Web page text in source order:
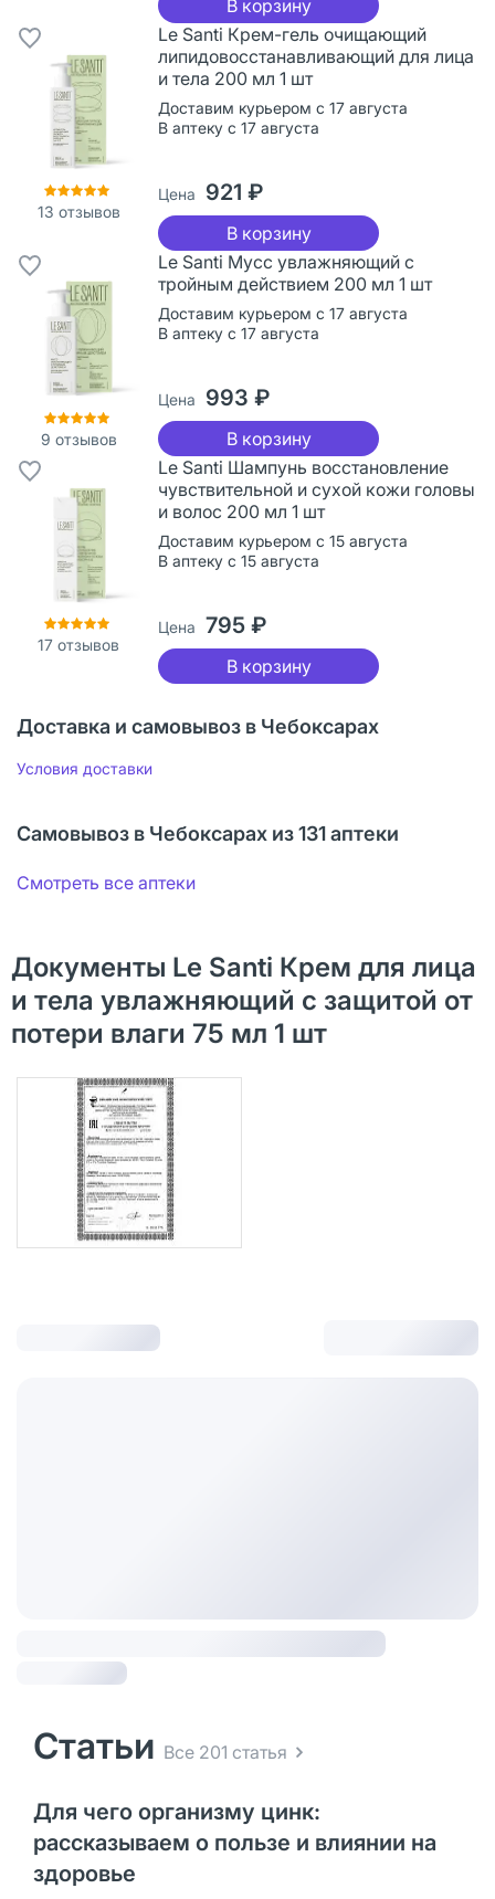
В корзину
13 отзывов
Le Santi Крем-гель очищающий
липидовосстанавливающий для лица
и тела 200 мл 1 шт
Доставим курьером с 17 августа
В аптеку с 17 августа
Цена 921 ₽
В корзину
9 отзывов
Le Santi Мусс увлажняющий с
тройным действием 200 мл 1 шт
Доставим курьером с 17 августа
В аптеку с 17 августа
Цена 993 ₽
В корзину
17 отзывов
Le Santi Шампунь восстановление
чувствительной и сухой кожи головы
и волос 200 мл 1 шт
Доставим курьером с 15 августа
В аптеку с 15 августа
Цена 795 ₽
В корзину
Доставка и самовывоз в Чебоксарах
Условия доставки
Самовывоз в Чебоксарах из 131 аптеки
Смотреть все аптеки
Документы Le Santi Крем для лица
и тела увлажняющий с защитой от
потери влаги 75 мл 1 шт
Статьи Все 201 статья
Для чего организму цинк:
рассказываем о пользе и влиянии на
здоровье